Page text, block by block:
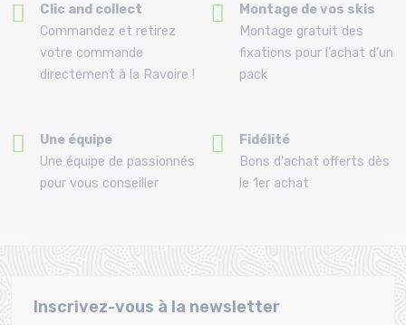
Clic and collect
Commandez et retirez
votre commande
directement à la Ravoire !
Montage de vos skis
Montage gratuit des
fixations pour l’achat d'un
pack
Une équipe
Une équipe de passionnés
pour vous conseiller
Fidélité
Bons d'achat offerts dès
le 1er achat
Inscrivez-vous à la newsletter